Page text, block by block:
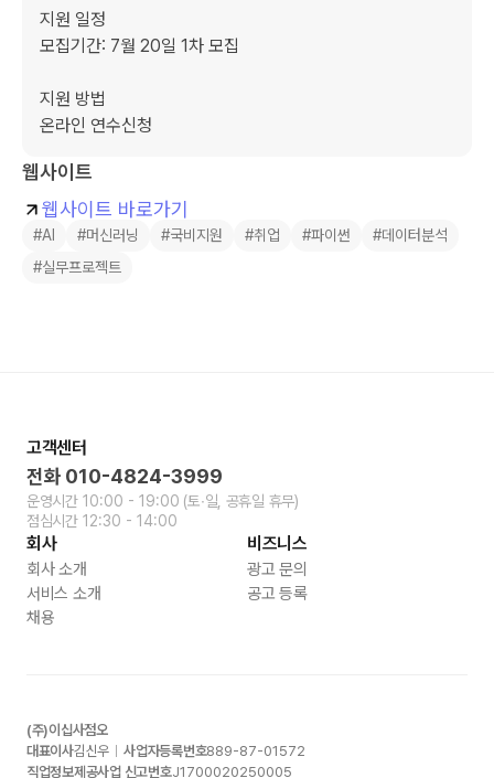
지원 일정
모집기간: 7월 20일 1차 모집
지원 방법
온라인 연수신청
웹사이트
웹사이트 바로가기
#AI #머신러닝 #국비지원 #취업 #파이썬
#데이터분석
#실무프로젝트
고객센터
전화 010-4824-3999
운영시간 10:00 - 19:00 (토∙일, 공휴일 휴무)
점심시간 12:30 - 14:00
회사
회사 소개
서비스 소개
채용
비즈니스
광고 문의
공고 등록
(주)이십사점오
대표이사김신우 사업자등록번호889-87-01572
직업정보제공사업 신고번호J1700020250005